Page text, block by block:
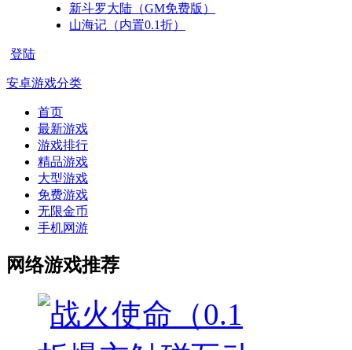
新斗罗大陆（GM免费版）
山海记（内置0.1折）
登陆
安卓游戏分类
首页
最新游戏
游戏排行
精品游戏
大型游戏
免费游戏
无限金币
手机网游
网络游戏推荐